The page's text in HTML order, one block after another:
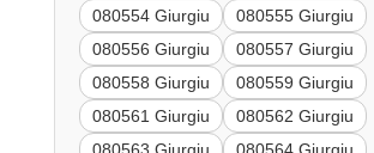
080554 Giurgiu
080555 Giurgiu
080556 Giurgiu
080557 Giurgiu
080558 Giurgiu
080559 Giurgiu
080561 Giurgiu
080562 Giurgiu